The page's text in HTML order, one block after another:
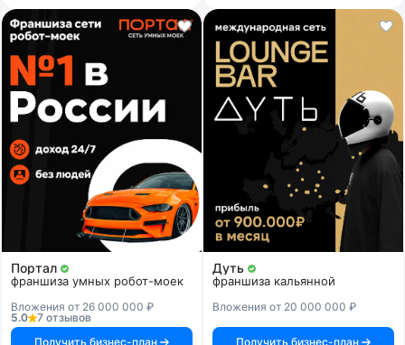
Портал
франшиза умных робот-моек
Вложения от 26 000 000 ₽
5.0
7 отзывов
Получить бизнес-план
Дуть
франшиза кальянной
Вложения от 20 000 000 ₽
Получить бизнес-план